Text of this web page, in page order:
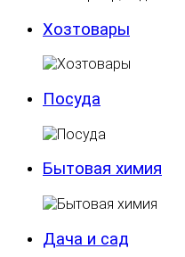
Хозтовары
Посуда
Бытовая химия
Дача и сад